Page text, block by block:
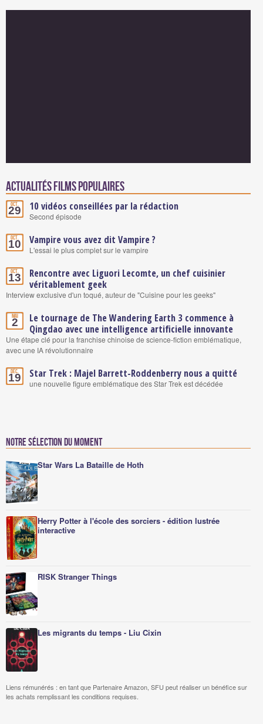
Actualités Films populaires
Oct.
29 10 vidéos conseillées par la rédaction
Second épisode
Oct.
10 Vampire vous avez dit Vampire ?
L'essai le plus complet sur le vampire
Oct.
13
Rencontre avec Liguori Lecomte, un chef cuisinier
véritablement geek
Interview exclusive d'un toqué, auteur de "Cuisine pour les geeks"
Mai
2
Le tournage de The Wandering Earth 3 commence à
Qingdao avec une intelligence artificielle innovante
Une étape clé pour la franchise chinoise de science-fiction emblématique,
avec une IA révolutionnaire
Déc.
19 Star Trek : Majel Barrett-Roddenberry nous a quitté
une nouvelle figure emblématique des Star Trek est décédée
Notre sélection du moment
Star Wars La Bataille de Hoth
Herry Potter à l'école des sorciers - édition lustrée
interactive
RISK Stranger Things
Les migrants du temps - Liu Cixin
Liens rémunérés : en tant que Partenaire Amazon, SFU peut réaliser un bénéfice sur
les achats remplissant les conditions requises.